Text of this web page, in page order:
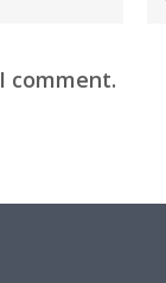
comment.